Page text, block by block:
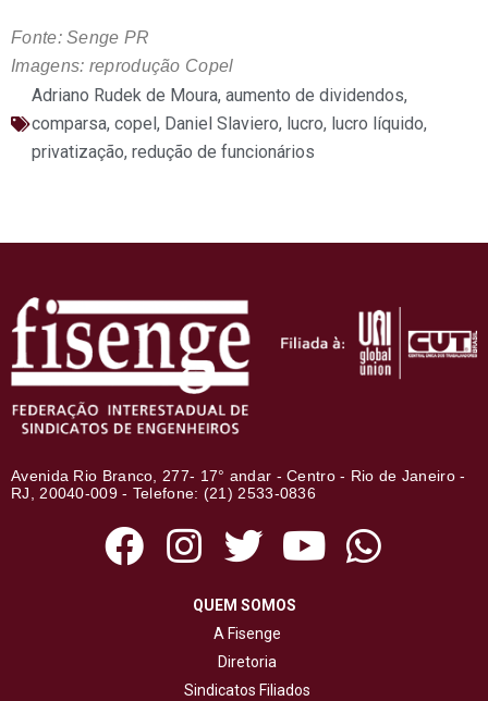
Fonte: Senge PR
Imagens: reprodução Copel
Adriano Rudek de Moura, aumento de dividendos,
comparsa, copel, Daniel Slaviero, lucro, lucro líquido,
privatização, redução de funcionários
Avenida Rio Branco, 277- 17° andar - Centro - Rio de Janeiro -
RJ, 20040-009 - Telefone: (21) 2533-0836
QUEM SOMOS
A Fisenge
Diretoria
Sindicatos Filiados